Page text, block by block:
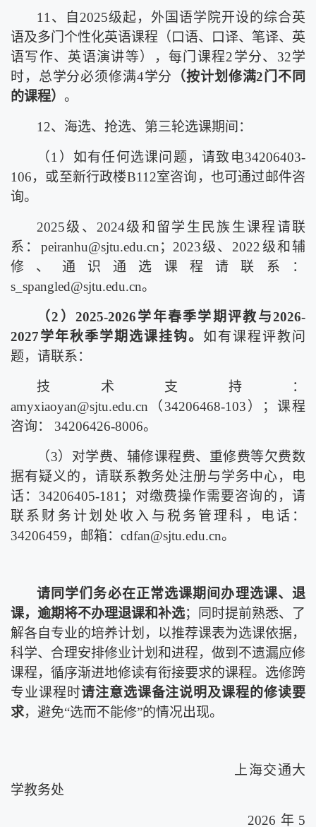
11 、自2025级起，外国语学院开设的综合英
语及多门个性化英语课程（口语、口译、笔译、英
语写作、英语演讲等），每门课程2学分、 32学
时，总学分必须修满4学分 （按计划修满2门不同
的课程） 。
12、海选、抢选、第三轮选课期间：
（1 ）如有任何选课问题，请致电34206403-
106，或至新行政楼B112室咨询，也可通过邮件咨
询。
2025级、 2024级和留学生民族生课程请联
系： peiranhu@sjtu.edu.cn； 2023级、 2022级和辅
修、通识通选课程请联系：
s_spangled@sjtu.edu.cn。
（2 ） 2025-2026学年春季学期评教与2026-
2027学年秋季学期选课挂钩。 如有课程评教问
题，请联系：
技术支持：
amyxiaoyan@sjtu.edu.cn （ 34206468-103 ）；课程
咨询：
34206426-8006。
（3）对学费、辅修课程费、重修费等欠费数
据有疑义的，请联系教务处注册与学务中心，电
话： 34206405-181 ；对缴费操作需要咨询的，请
联系财务计划处收入与税务管理科，电话：
34206459，邮箱： cdfan@sjtu.edu.cn。
请同学们务必在正常选课期间办理选课、退
课，逾期将不办理退课和补选；同时提前熟悉、了
解各自专业的培养计划，以推荐课表为选课依据，
科学、合理安排修业计划和进程，做到不遗漏应修
课程，循序渐进地修读有衔接要求的课程。选修跨
专业课程时请注意选课备注说明及课程的修读要
求，避免“选而不能修”的情况出现。
上海交通大
学教务处
2026 年 5